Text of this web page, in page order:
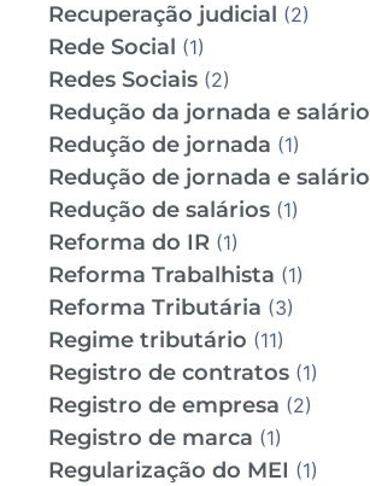
Recuperação judicial (2)
Rede Social (1)
Redes Sociais (2)
Redução da jornada e salário
Redução de jornada (1)
Redução de jornada e salário
Redução de salários (1)
Reforma do IR (1)
Reforma Trabalhista (1)
Reforma Tributária (3)
Regime tributário (11)
Registro de contratos (1)
Registro de empresa (2)
Registro de marca (1)
Regularização do MEI (1)